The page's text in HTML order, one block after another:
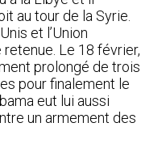
au tour de la Syrie.
et l’Union
Le 18 février,
prolongé de trois
pour finalement le
eut lui aussi
un armement des